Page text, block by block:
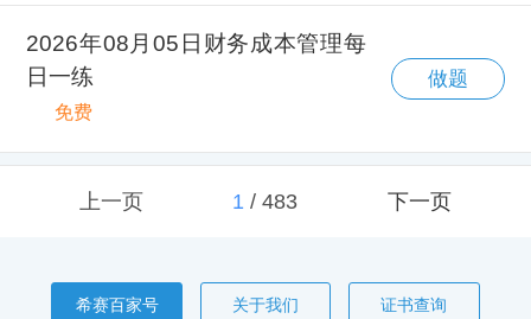
2026年08月05日财务成本管理每
日一练
免费
做题
上一页 1/ 483 下一页
希赛百家号 关于我们 证书查询